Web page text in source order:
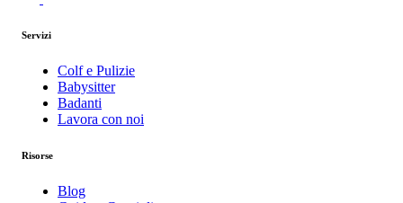
Servizi
Colf e Pulizie
Babysitter
Badanti
Lavora con noi
Risorse
Blog